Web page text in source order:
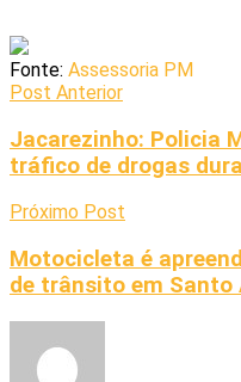
Fonte: Assessoria PM
Post Anterior
Jacarezinho: Policia
tráfico de drogas
Próximo Post
Motocicleta é
de trânsito em